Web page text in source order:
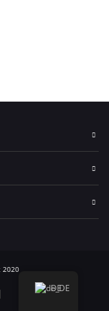
2020
Impressum
DE